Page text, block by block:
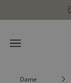
Menu
Dame